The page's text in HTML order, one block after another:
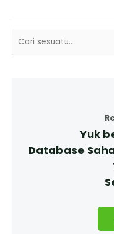
Yuk
Database